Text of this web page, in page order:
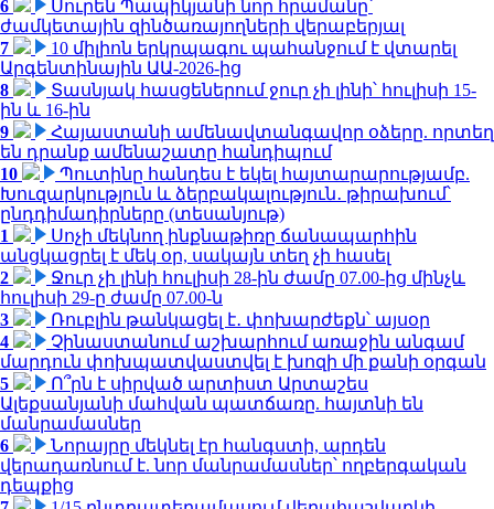
6
Սուրեն Պապիկյանի նոր հրամանը՝
ժամկետային զինծառայողների վերաբերյալ
7
10 միլիոն երկրպագու պահանջում է վտարել
Արգենտինային ԱԱ-2026-ից
8
Տասնյակ հասցեներում ջուր չի լինի՝ հուլիսի 15-
ին և 16-ին
9
Հայաստանի ամենավտանգավոր օձերը. որտեղ
են դրանք ամենաշատը հանդիպում
10
Պուտինը հանդես է եկել հայտարարությամբ.
Խուզարկություն և ձերբակալություն․ թիրախում՝
ընդդիմադիրները (տեսանյութ)
1
Սոչի մեկնող ինքնաթիռը ճանապարհին
անցկացրել է մեկ օր, սակայն տեղ չի հասել
2
Ջուր չի լինի հուլիսի 28-ին ժամը 07.00-ից մինչև
հուլիսի 29-ը ժամը 07.00-ն
3
Ռուբլին թանկացել է․ փոխարժեքն՝ այսօր
4
Չինաստանում աշխարհում առաջին անգամ
մարդուն փոխպատվաստվել է խոզի մի քանի օրգան
5
Ո՞րն է սիրված արտիստ Արտաշես
Ալեքսանյանի մահվան պատճառը. հայտնի են
մանրամասներ
6
Նորայրը մեկնել էր հանգստի, արդեն
վերադառնում է. նոր մանրամասներ՝ ողբերգական
դեպքից